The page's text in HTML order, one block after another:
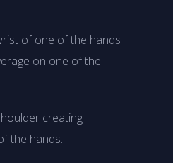
of one of the hands
on one of the
creating
the hands.